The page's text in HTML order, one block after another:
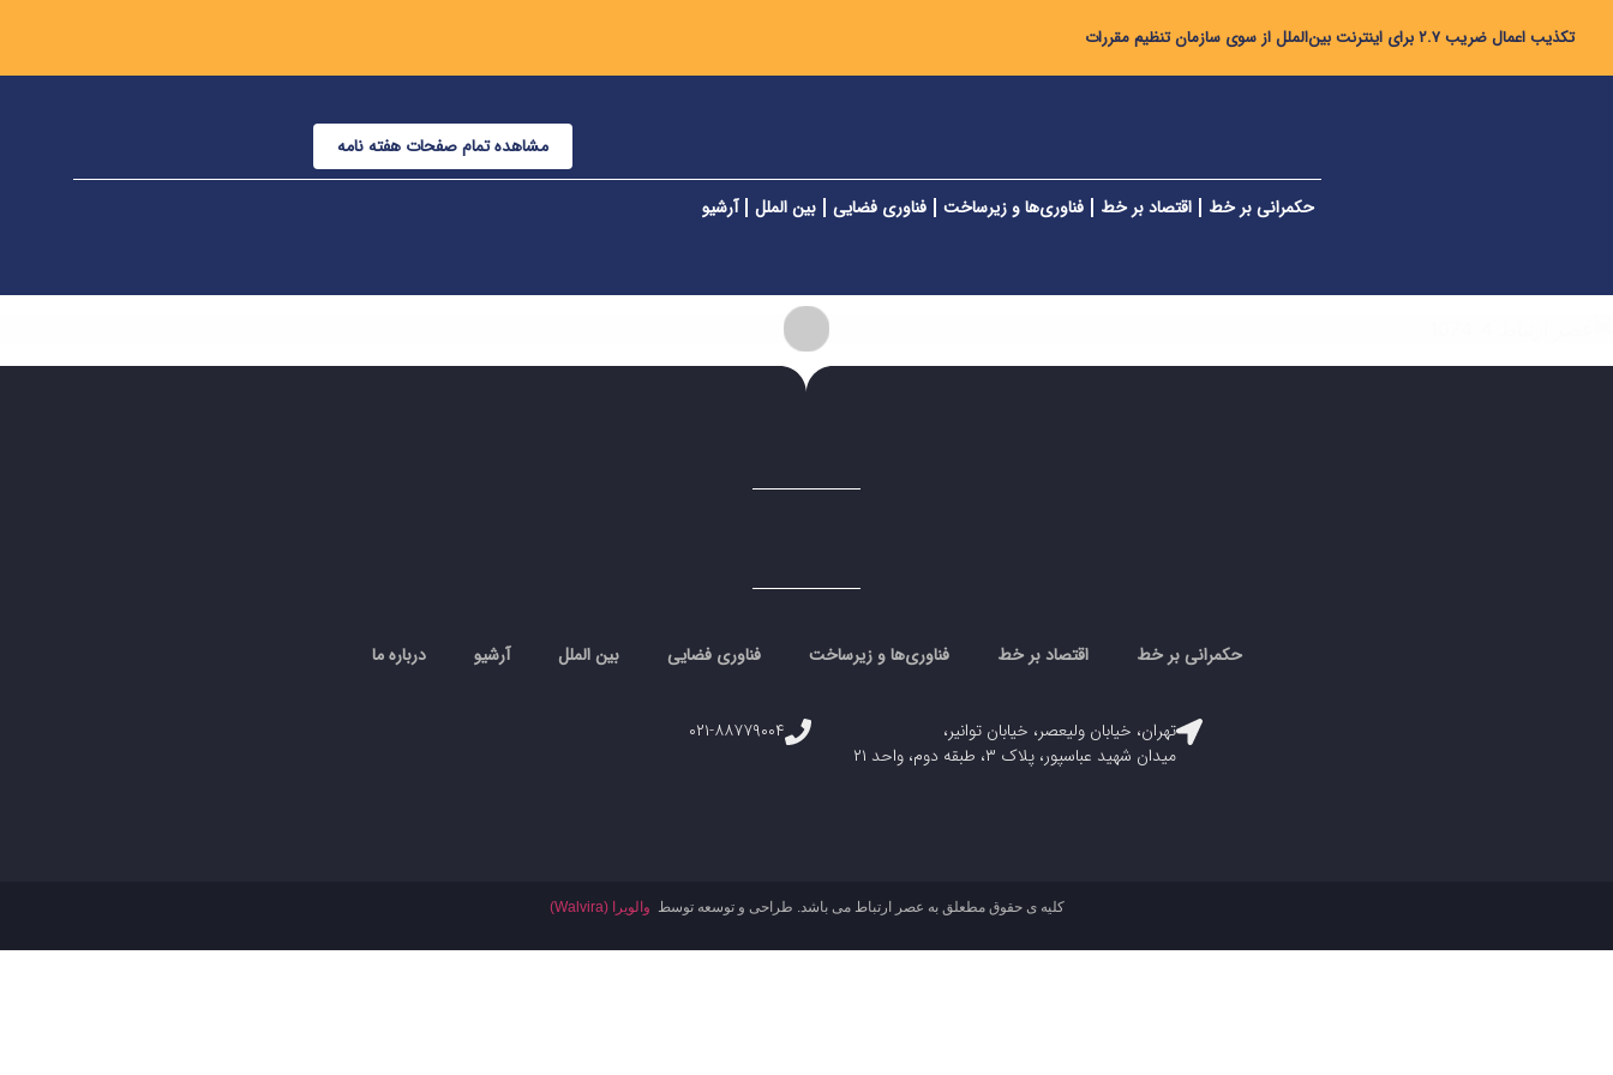
تکذیب اعمال ضریب ۲.۷ برای اینترنت بین‌الملل از سوی سازمان تنظیم مقررات
مشاهده تمام صفحات هفته نامه
حکمرانی بر خط اقتصاد بر خط فناوری‌ها و زیرساخت فناوری فضایی بین الملل آرشیو
حکمرانی بر خط اقتصاد بر خط فناوری‌ها و زیرساخت فناوری فضایی بین الملل آرشیو درباره ما
تهران، خیابان ولیعصر، خیابان توانیر،
میدان شهید عباسپور، پلاک ۳، طبقه دوم، واحد ۲۱
۰۲۱-۸۸۷۷۹۰۰۴
کلیه ی حقوق مطعلق به عصر ارتباط می باشد. طراحی و توسعه توسط والویرا (Walvira)